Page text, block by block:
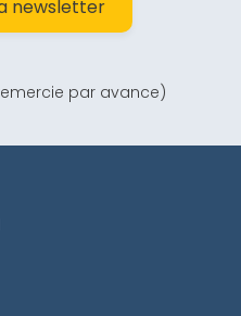
newsletter
par avance)